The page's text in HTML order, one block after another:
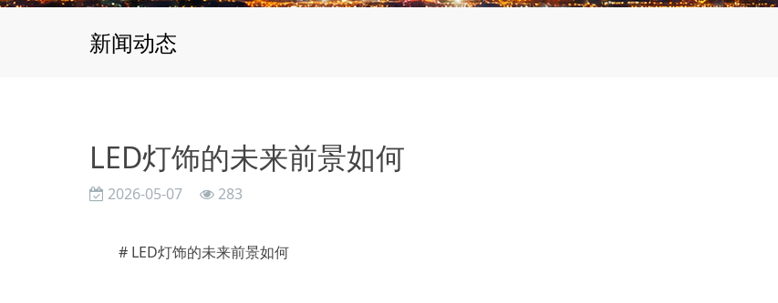
新闻动态
LED灯饰的未来前景如何
2026-05-07 283
# LED灯饰的未来前景如何